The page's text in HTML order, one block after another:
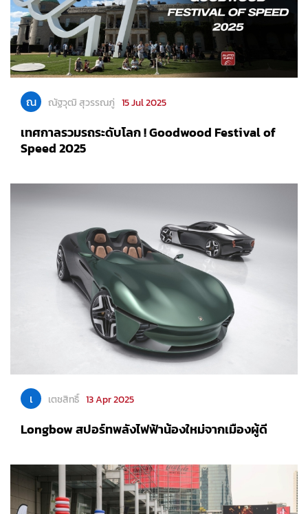
ณ ณัฐวุฒิ สุวรรณภู่ 15 Jul 2025
เทศกาลรวมรถระดับโลก ! Goodwood Festival of
Speed 2025
เ เตชสิทธิ์ 13 Apr 2025
Longbow สปอร์ทพลังไฟฟ้าน้องใหม่จากเมืองผู้ดี